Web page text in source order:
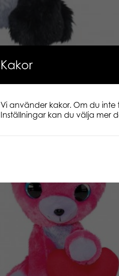
Kakor
Vi använder kakor. Om du
Inställningar kan du välja mer